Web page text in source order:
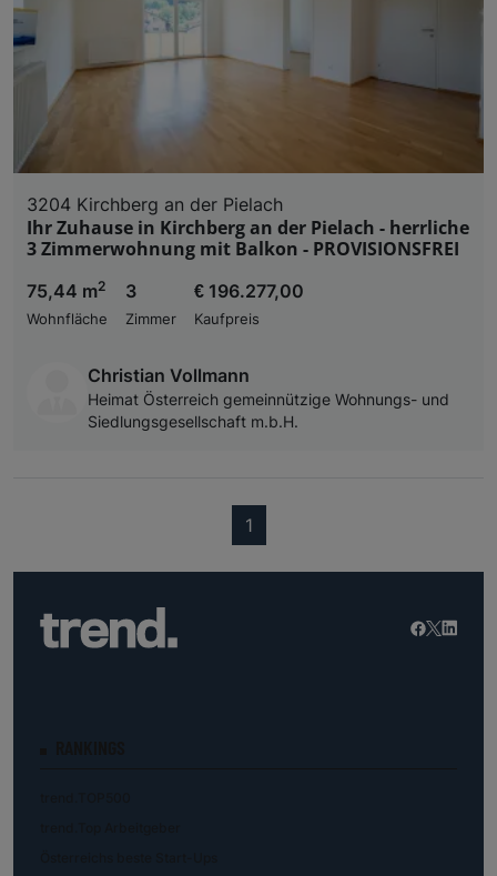
3204 Kirchberg an der Pielach
Ihr Zuhause in Kirchberg an der Pielach - herrliche
3 Zimmerwohnung mit Balkon - PROVISIONSFREI
75,44 m2
Wohnfläche
3
Zimmer
€ 196.277,00
Kaufpreis
Christian Vollmann
Heimat Österreich gemeinnützige Wohnungs- und
Siedlungsgesellschaft m.b.H.
1(current)